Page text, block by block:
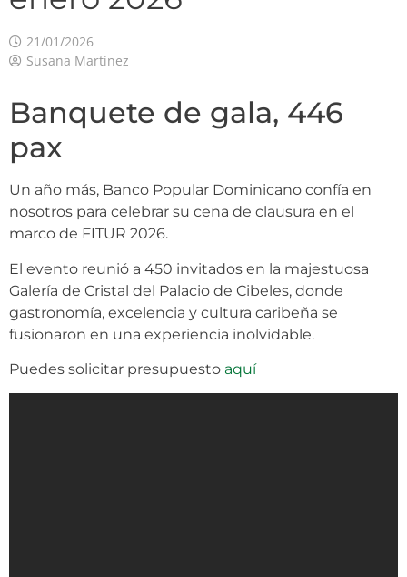
21/01/2026
Susana Martínez
Banquete de gala, 446
pax
Un año más, Banco Popular Dominicano confía en
nosotros para celebrar su cena de clausura en el
marco de FITUR 2026.
El evento reunió a 450 invitados en la majestuosa
Galería de Cristal del Palacio de Cibeles, donde
gastronomía, excelencia y cultura caribeña se
fusionaron en una experiencia inolvidable.
Puedes solicitar presupuesto aquí